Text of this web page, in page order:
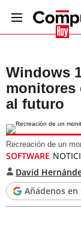
Windows
monitores
al futuro
Recreación de un
SOFTWARE
David
Añádenos en